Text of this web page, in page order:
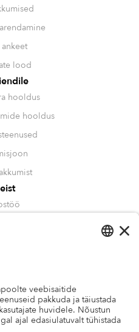
lood
hooldus
hooldus